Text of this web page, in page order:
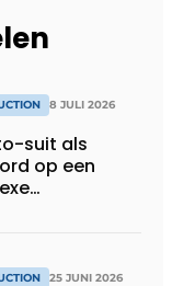
8 JULI 2026
suit als
op een
25 JUNI 2026